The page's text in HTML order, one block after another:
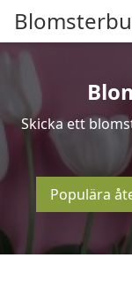
Skicka ett
Populära